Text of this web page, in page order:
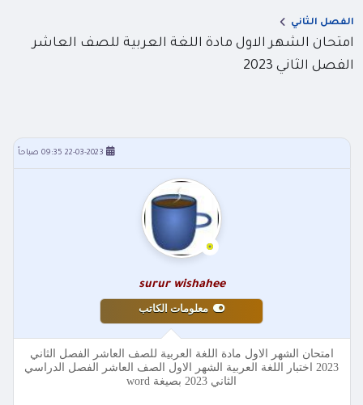
الفصل الثاني
امتحان الشهر الاول مادة اللغة العربية للصف العاشر
الفصل الثاني 2023
22-03-2023 09:35 صباحاً
surur wishahee
معلومات الكاتب
امتحان الشهر الاول مادة اللغة العربية للصف العاشر الفصل الثاني
2023 اختبار اللغة العربية الشهر الاول الصف العاشر الفصل الدراسي
الثاني 2023 بصيغة word